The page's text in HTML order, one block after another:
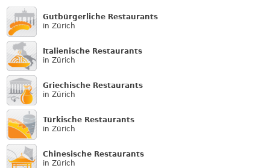
Gutbürgerliche Restaurants
in Zürich
Italienische Restaurants
in Zürich
Griechische Restaurants
in Zürich
Türkische Restaurants
in Zürich
Chinesische Restaurants
in Zürich